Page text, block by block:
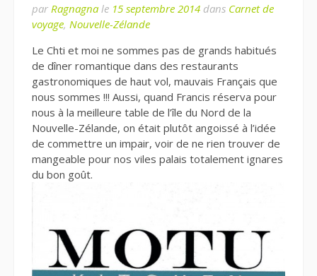
par Ragnagna le 15 septembre 2014 dans Carnet de
voyage, Nouvelle-Zélande
Le Chti et moi ne sommes pas de grands habitués
de dîner romantique dans des restaurants
gastronomiques de haut vol, mauvais Français que
nous sommes !!! Aussi, quand Francis réserva pour
nous à la meilleure table de l’île du Nord de la
Nouvelle-Zélande, on était plutôt angoissé à l’idée
de commettre un impair, voir de ne rien trouver de
mangeable pour nos viles palais totalement ignares
du bon goût.